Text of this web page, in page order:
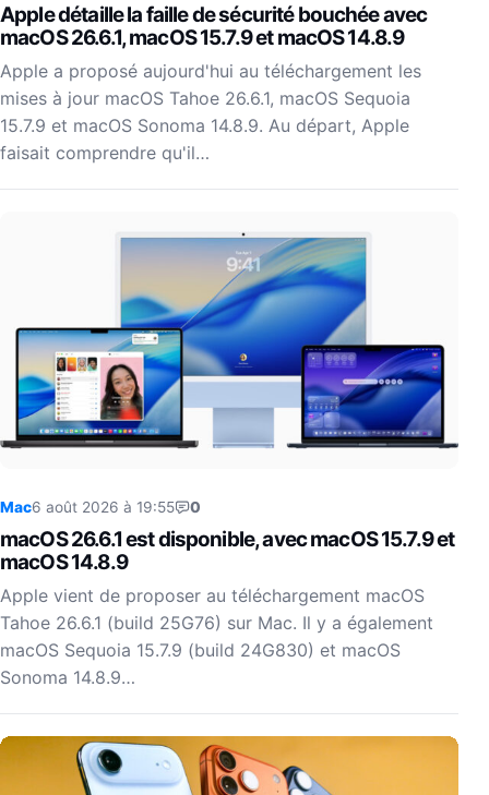
Apple détaille la faille de sécurité bouchée avec
macOS 26.6.1, macOS 15.7.9 et macOS 14.8.9
Apple a proposé aujourd'hui au téléchargement les
mises à jour macOS Tahoe 26.6.1, macOS Sequoia
15.7.9 et macOS Sonoma 14.8.9. Au départ, Apple
faisait comprendre qu'il…
Mac6 août 2026 à 19:55 0
macOS 26.6.1 est disponible, avec macOS 15.7.9 et
macOS 14.8.9
Apple vient de proposer au téléchargement macOS
Tahoe 26.6.1 (build 25G76) sur Mac. Il y a également
macOS Sequoia 15.7.9 (build 24G830) et macOS
Sonoma 14.8.9…